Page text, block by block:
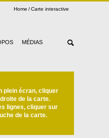
Home Carte interactive
MÉDIAS
plein écran, cliquer
de la carte.
lignes, cliquer sur
de la carte.